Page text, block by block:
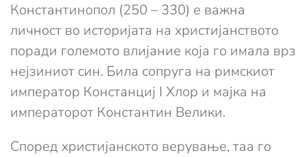
Константинопол (250 – 330) е важна
личност во историјата на христијанството
поради големото влијание која го имала врз
нејзиниот син. Била сопруга на римскиот
император Констанциј I Хлор и мајка на
императорот Константин Велики.
Според христијанското верување, таа го